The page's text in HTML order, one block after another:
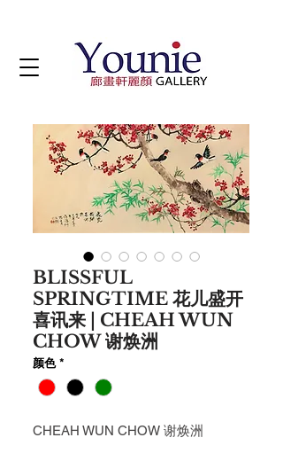
BLISSFUL
SPRINGTIME 花儿盛开
喜讯来 | CHEAH WUN
CHOW 谢焕洲
颜色 *
CHEAH WUN CHOW 谢焕洲